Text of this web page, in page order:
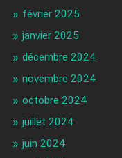
février 2025
janvier 2025
décembre 2024
novembre 2024
octobre 2024
juillet 2024
juin 2024